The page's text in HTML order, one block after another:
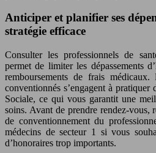
Anticiper et planifier ses
stratégie efficace
Consulter les professionnels de
permet de limiter les dépassements
remboursements de frais
conventionnés s’engagent à
Sociale, ce qui vous garantit une
soins. Avant de prendre rendez-vous,
de conventionnement du
médecins de secteur 1 si vous
d’honoraires trop importants.